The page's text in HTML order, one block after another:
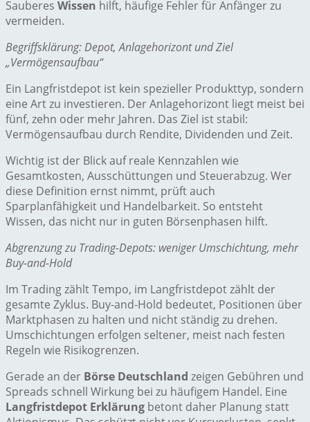
Sauberes Wissen hilft, häufige Fehler für Anfänger zu
vermeiden.
Begriffsklärung: Depot, Anlagehorizont und Ziel
„Vermögensaufbau“
Ein Langfristdepot ist kein spezieller Produkttyp, sondern
eine Art zu investieren. Der Anlagehorizont liegt meist bei
fünf, zehn oder mehr Jahren. Das Ziel ist stabil:
Vermögensaufbau durch Rendite, Dividenden und Zeit.
Wichtig ist der Blick auf reale Kennzahlen wie
Gesamtkosten, Ausschüttungen und Steuerabzug. Wer
diese Definition ernst nimmt, prüft auch
Sparplanfähigkeit und Handelbarkeit. So entsteht
Wissen, das nicht nur in guten Börsenphasen hilft.
Abgrenzung zu Trading-Depots: weniger Umschichtung, mehr
Buy-and-Hold
Im Trading zählt Tempo, im Langfristdepot zählt der
gesamte Zyklus. Buy-and-Hold bedeutet, Positionen über
Marktphasen zu halten und nicht ständig zu drehen.
Umschichtungen erfolgen seltener, meist nach festen
Regeln wie Risikogrenzen.
Gerade an der Börse Deutschland zeigen Gebühren und
Spreads schnell Wirkung bei zu häufigem Handel. Eine
Langfristdepot Erklärung betont daher Planung statt